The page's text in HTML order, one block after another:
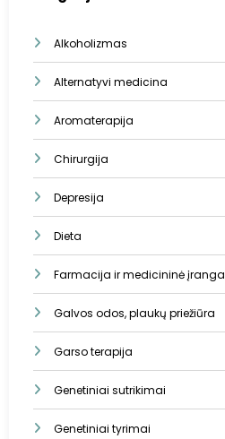
Alkoholizmas
Alternatyvi medicina
Aromaterapija
Chirurgija
Depresija
Dieta
Farmacija ir medicininė įranga
Galvos odos, plaukų priežiūra
Garso terapija
Genetiniai sutrikimai
Genetiniai tyrimai